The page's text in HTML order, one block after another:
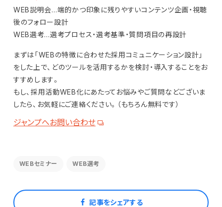
WEB説明会…端的かつ印象に残りやすいコンテンツ企画・視聴
後のフォロー設計
WEB選考…選考プロセス・選考基準・質問項目の再設計
まずは「WEBの特徴に合わせた採用コミュニケーション設計」
をした上で、どのツールを活用するかを検討・導入することをお
すすめします。
もし、採用活動WEB化にあたってお悩みやご質問などございま
したら、お気軽にご連絡ください。（もちろん無料です）
ジャンプへお問い合わせ
WEBセミナー WEB選考
記事をシェアする